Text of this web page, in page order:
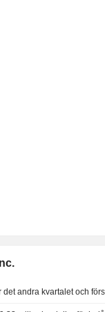
andra kvartalet och